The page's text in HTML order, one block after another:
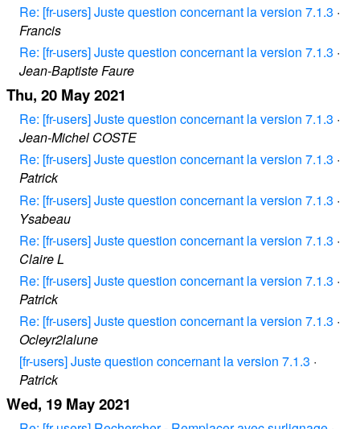
Re: [fr-users] Juste question concernant la version 7.1.3 ·
Francis
Re: [fr-users] Juste question concernant la version 7.1.3 ·
Jean-Baptiste Faure
Thu, 20 May 2021
Re: [fr-users] Juste question concernant la version 7.1.3 ·
Jean-Michel COSTE
Re: [fr-users] Juste question concernant la version 7.1.3 ·
Patrick
Re: [fr-users] Juste question concernant la version 7.1.3 ·
Ysabeau
Re: [fr-users] Juste question concernant la version 7.1.3 ·
Claire L
Re: [fr-users] Juste question concernant la version 7.1.3 ·
Patrick
Re: [fr-users] Juste question concernant la version 7.1.3 ·
Ocleyr2lalune
[fr-users] Juste question concernant la version 7.1.3 ·
Patrick
Wed, 19 May 2021